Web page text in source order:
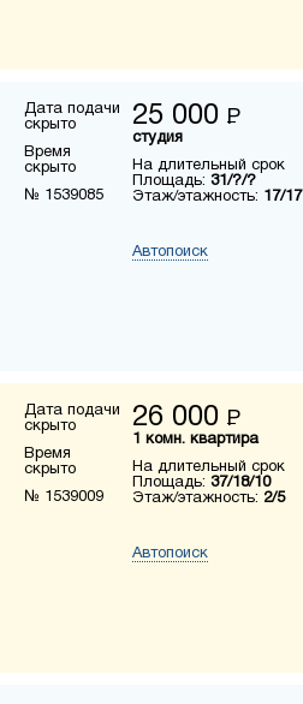
Дата подачи
скрыто
Время
скрыто
№ 1539085
25 000 Р
студия
На длительный срок
Площадь: 31/?/?
Этаж/этажность: 17/17
Автопоиск
Дата подачи
скрыто
Время
скрыто
№ 1539009
26 000 Р
1 комн. квартира
На длительный срок
Площадь: 37/18/10
Этаж/этажность: 2/5
Автопоиск